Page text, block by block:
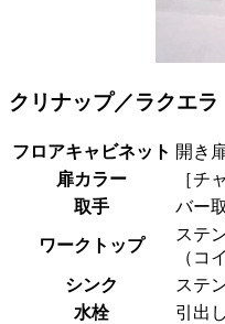
クリナップ／ラクエラ
フロアキャビネット 開き
扉カラー
［チ
取手
バー
ワークトップ
ステ
（コ
シンク
ステ
水栓
引出